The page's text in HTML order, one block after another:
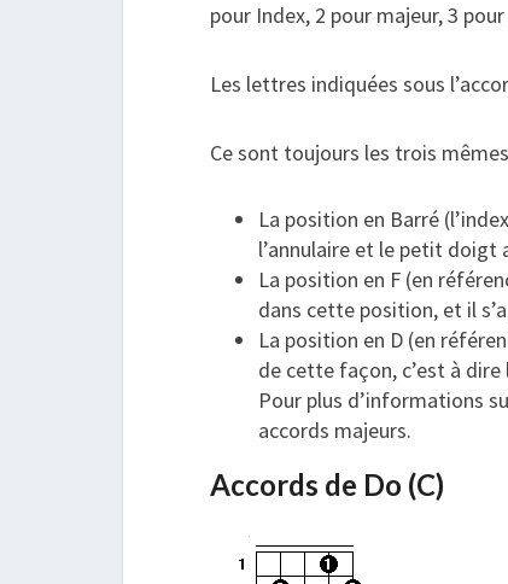
pour Index, 2 pour majeur, 3
Les lettres indiquées sous
Ce sont toujours les trois
La position en Barré
l’annulaire et le petit doigt
La position en F (en
dans cette position, et il
La position en D (en
de cette façon, c’est à dire
Pour plus d’informations
accords majeurs.
Accords de Do (C)